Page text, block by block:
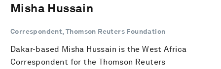
Misha Hussain
Correspondent, Thomson Reuters Foundation
Dakar-based Misha Hussain is the West Africa
Correspondent for the Thomson Reuters